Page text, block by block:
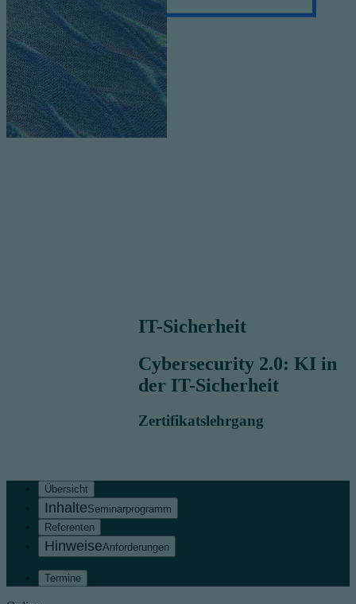
IT-Sicherheit
Cybersecurity 2.0: KI in
der IT-Sicherheit
Zertifikatslehrgang
Übersicht
Seminarprogramm
Referenten
Anforderungen
Termine